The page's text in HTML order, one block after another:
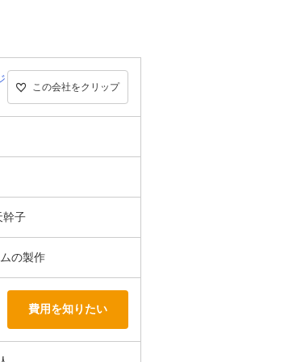
この会社をクリップ
幹子
の製作
費用を知りたい